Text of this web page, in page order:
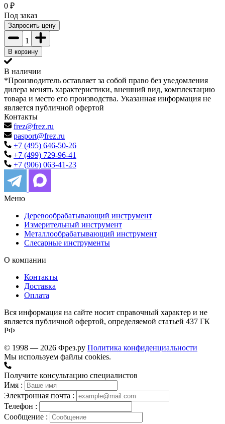
0 ₽
Под заказ
Запросить цену
1
В корзину
В наличии
*Производитель оставляет за собой право без уведомления
дилера менять характеристики, внешний вид, комплектацию
товара и место его производства. Указанная информация не
является публичной офертой
Контакты
frez@frez.ru
pasport@frez.ru
+7 (495) 646-50-26
+7 (499) 729-96-41
+7 (906) 063-41-23
Меню
Деревообрабатывающий инструмент
Измерительный инструмент
Металлообрабатывающий инструмент
Слесарные инструменты
О компании
Контакты
Доставка
Оплата
Вся информация на сайте носит справочный характер и не
является публичной офертой, определяемой статьей 437 ГК
РФ
© 1998 — 2026 Фрез.ру Политика конфиденциальности
Мы используем файлы cookies.
Получите консультацию специалистов
Имя :
Электронная почта :
Телефон :
Сообщение :